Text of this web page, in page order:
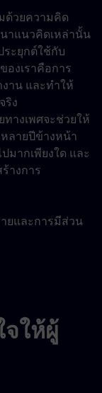
ด้วยความคิด
าแนวคิดเหล่านั้น
ระยุกต์ใช้กับ
องเราคือการ
าน และทำให้
ริง
างเพศจะช่วยให้
หลายปีข้างหน้า
มากเพียงใด และ
างการ
ยและการมีส่วน
จให้ผู้